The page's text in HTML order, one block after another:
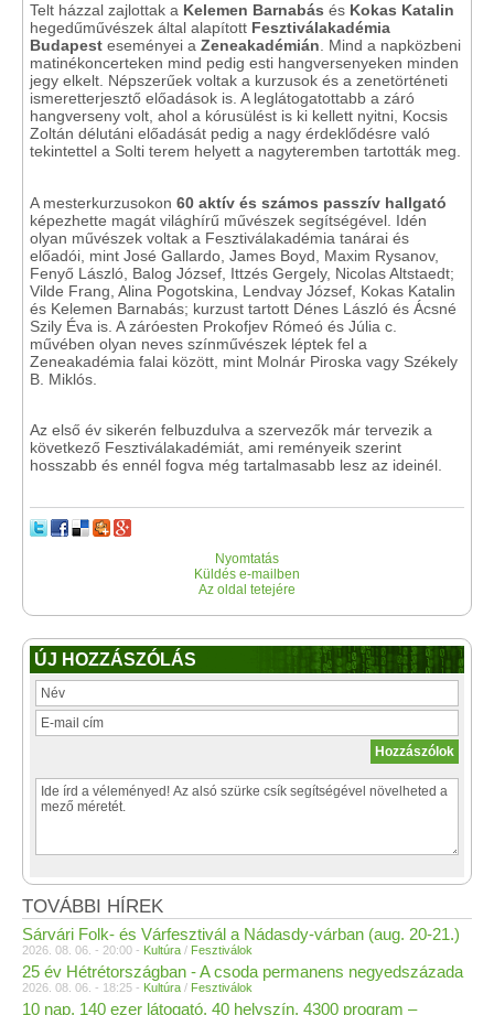
Telt házzal zajlottak a Kelemen Barnabás és Kokas Katalin
hegedűművészek által alapított Fesztiválakadémia
Budapest eseményei a Zeneakadémián . Mind a napközbeni
matinékoncerteken mind pedig esti hangversenyeken minden
jegy elkelt. Népszerűek voltak a kurzusok és a zenetörténeti
ismeretterjesztő előadások is. A leglátogatottabb a záró
hangverseny volt, ahol a kórusülést is ki kellett nyitni, Kocsis
Zoltán délutáni előadását pedig a nagy érdeklődésre való
tekintettel a Solti terem helyett a nagyteremben tartották meg.
A mesterkurzusokon 60 aktív és számos passzív hallgató
képezhette magát világhírű művészek segítségével. Idén
olyan művészek voltak a Fesztiválakadémia tanárai és
előadói, mint José Gallardo, James Boyd, Maxim Rysanov,
Fenyő László, Balog József, Ittzés Gergely, Nicolas Altstaedt;
Vilde Frang, Alina Pogotskina, Lendvay József, Kokas Katalin
és Kelemen Barnabás; kurzust tartott Dénes László és Ácsné
Szily Éva is. A záróesten Prokofjev Rómeó és Júlia c.
művében olyan neves színművészek léptek fel a
Zeneakadémia falai között, mint Molnár Piroska vagy Székely
B. Miklós.
Az első év sikerén felbuzdulva a szervezők már tervezik a
következő Fesztiválakadémiát, ami reményeik szerint
hosszabb és ennél fogva még tartalmasabb lesz az ideinél.
Nyomtatás
Küldés e-mailben
Az oldal tetejére
ÚJ HOZZÁSZÓLÁS
TOVÁBBI HÍREK
Sárvári Folk- és Várfesztivál a Nádasdy-várban (aug. 20-21.)
2026. 08. 06. - 20:00 - Kultúra / Fesztiválok
25 év Hétrétországban - A csoda permanens negyedszázada
2026. 08. 06. - 18:25 - Kultúra / Fesztiválok
10 nap, 140 ezer látogató, 40 helyszín, 4300 program –